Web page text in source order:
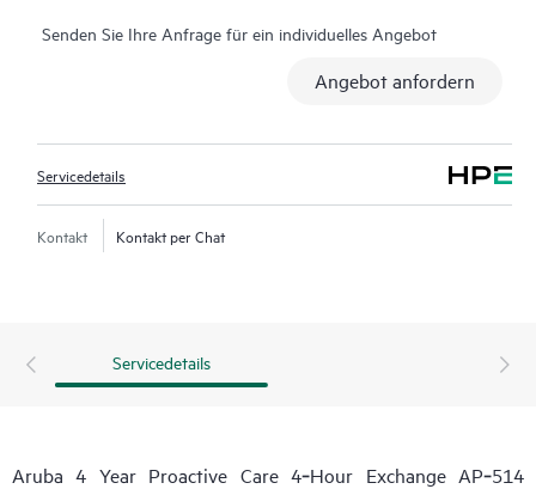
Senden Sie Ihre Anfrage für ein individuelles Angebot
Angebot anfordern
Servicedetails
Kontakt Kontakt per Chat
Servicedetails
Aruba 4 Year Proactive Care 4‑Hour Exchange AP‑514